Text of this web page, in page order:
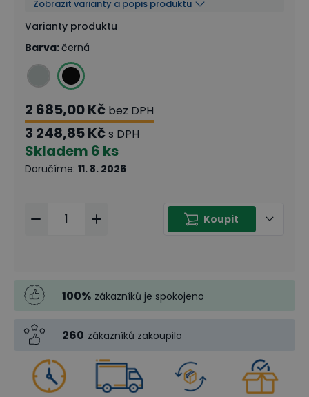
Zobrazit varianty a popis produktu
Varianty produktu
Barva:černá
2 685,00 Kč bez DPH
3 248,85 Kčs DPH
Skladem 6 ks
Doručíme: 11. 8. 2026
Koupit
100% zákazníků je spokojeno
260 zákazníků zakoupilo